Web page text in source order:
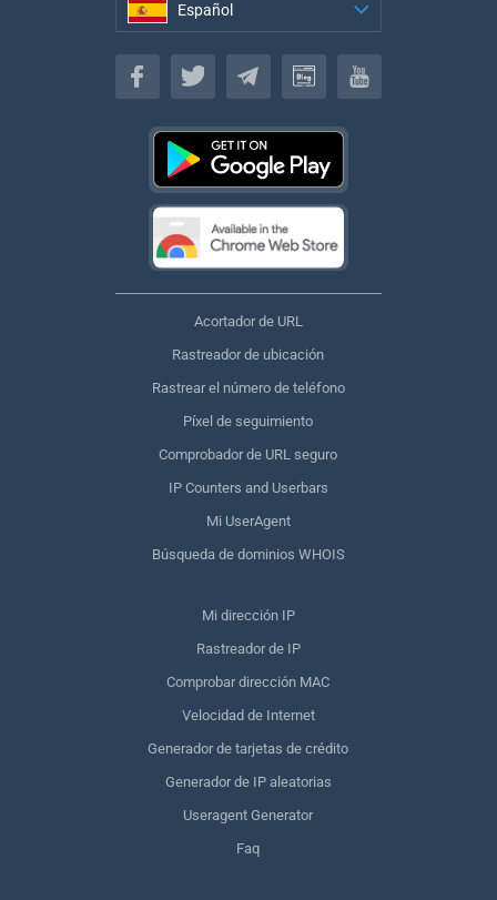
Español
Español
Acortador de URL
Rastreador de ubicación
Rastrear el número de teléfono
Píxel de seguimiento
Comprobador de URL seguro
IP Counters and Userbars
Mi UserAgent
Búsqueda de dominios WHOIS
Mi dirección IP
Rastreador de IP
Comprobar dirección MAC
Velocidad de Internet
Generador de tarjetas de crédito
Generador de IP aleatorias
Useragent Generator
Faq